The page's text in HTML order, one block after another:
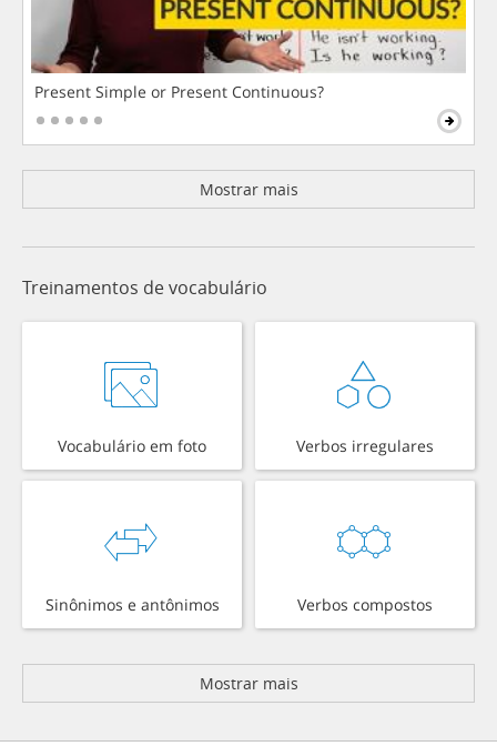
Present Simple or Present Continuous?
Mostrar mais
Treinamentos de vocabulário
Vocabulário em foto Verbos irregulares
Sinônimos e antônimos Verbos compostos
Mostrar mais